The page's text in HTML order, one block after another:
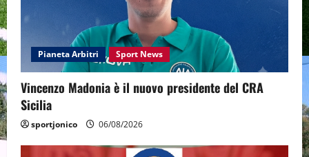
Pianeta Arbitri Sport News
Vincenzo Madonia è il nuovo presidente del CRA
Sicilia
sportjonico 06/08/2026